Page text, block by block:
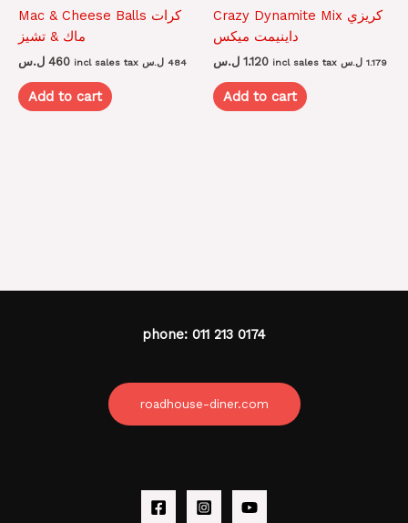
Mac & Cheese Balls كرات
ماك & تشيز
460 ل.س incl sales tax 484 ل.س
Add to cart
Crazy Dynamite Mix كريزي
داينيمت ميكس
1.120 ل.س incl sales tax 1.179 ل.س
Add to cart
phone: 011 213 0174
roadhouse-diner.com